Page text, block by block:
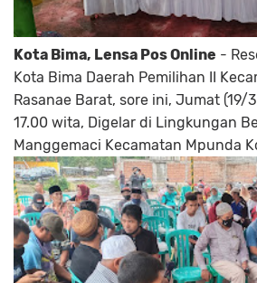
Kota Bima, Lensa Pos Online -
Kota Bima Daerah Pemilihan II
Rasanae Barat, sore ini, Jumat (19/
17.00 wita, Digelar di Lingkungan
Manggemaci Kecamatan Mpunda